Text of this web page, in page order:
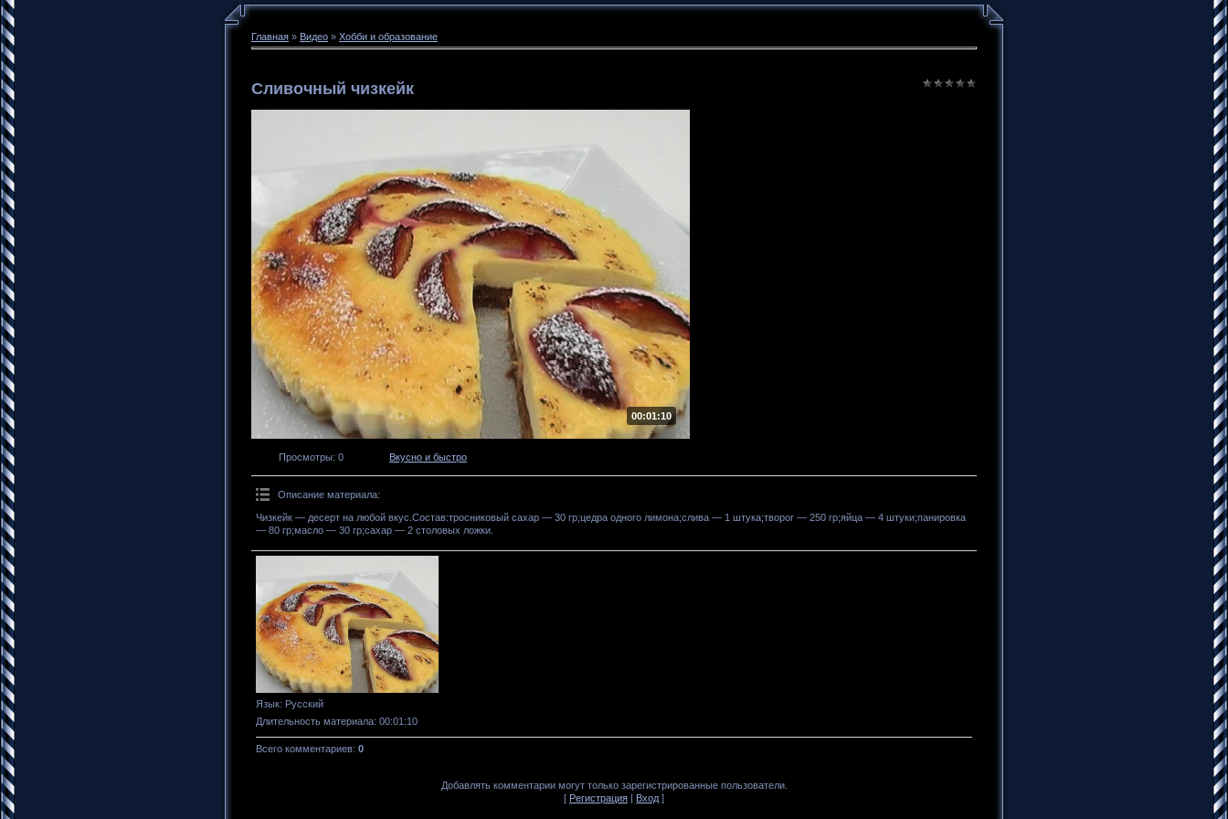
Главная » Видео » Хобби и образование
Сливочный чизкейк
00:01:10
Просмотры: 0 Вкусно и быстро
Описание материала:
Чизкейк — десерт на любой вкус.Состав:тросниковый сахар — 30 гр;цедра одного лимона;слива — 1 штука;творог — 250 гр;яйца — 4 штуки;панировка
— 80 гр;масло — 30 гр;сахар — 2 столовых ложки.
Язык: Русский
Длительность материала: 00:01:10
Всего комментариев: 0
Добавлять комментарии могут только зарегистрированные пользователи.
[ Регистрация | Вход ]